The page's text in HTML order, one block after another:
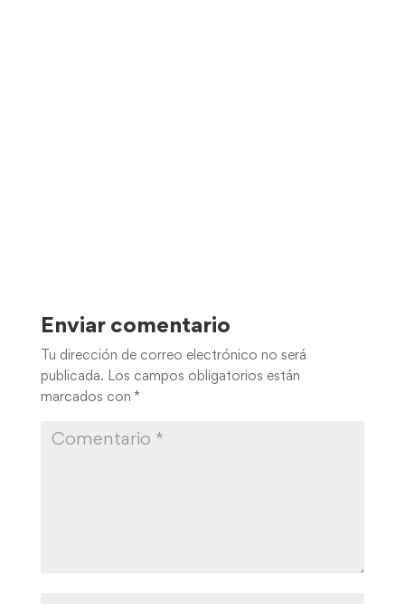
Enviar comentario
Tu dirección de correo electrónico no será
publicada. Los campos obligatorios están
marcados con *